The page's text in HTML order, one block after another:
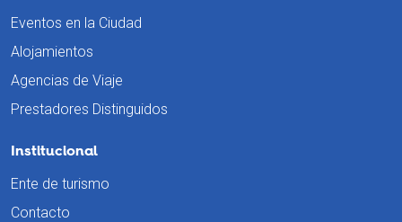
Eventos en la Ciudad
Alojamientos
Agencias de Viaje
Prestadores Distinguidos
Institucional
Ente de turismo
Contacto